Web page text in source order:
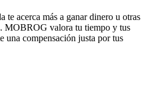
te acerca más a ganar dinero u otras
MOBROG valora tu tiempo y tus
una compensación justa por tus